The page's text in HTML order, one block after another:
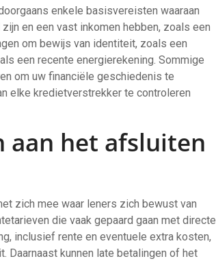
enkele basisvereisten waaraan
en een vast inkomen hebben, zoals een
om bewijs van identiteit, zoals een
een recente energierekening. Sommige
om uw financiële geschiedenis te
elke kredietverstrekker te controleren
aan het afsluiten
zich mee waar leners zich bewust van
die vaak gepaard gaan met directe
inclusief rente en eventuele extra kosten,
Daarnaast kunnen late betalingen of het